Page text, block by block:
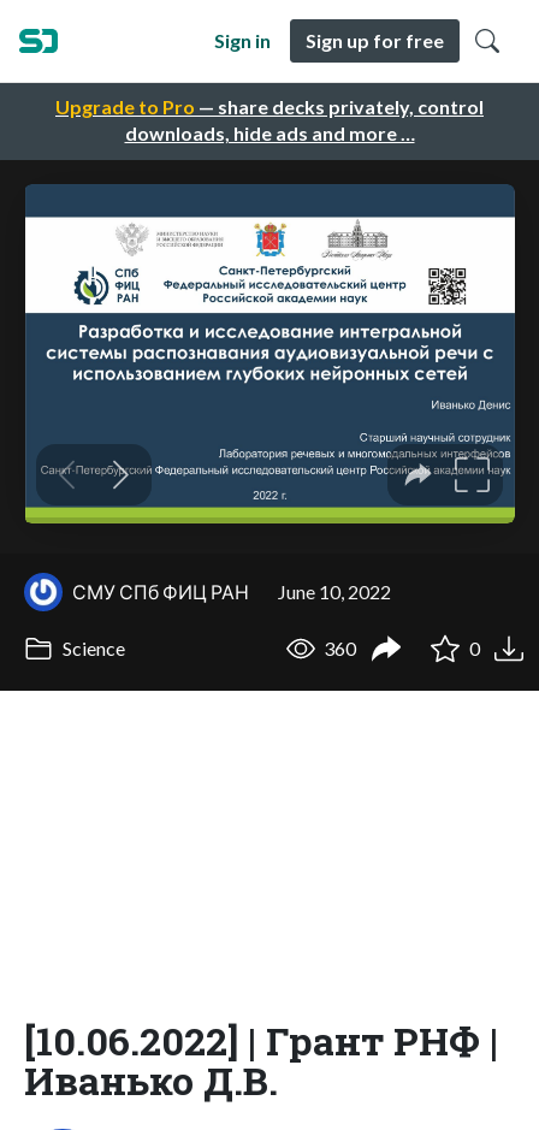
Upgrade to Pro — share decks privately, control
downloads, hide ads and more …
Sign in Sign up for free
СМУ СПб ФИЦ РАН June 10, 2022
Science 360 0
[10.06.2022] | Грант РНФ |
Иванько Д.В.